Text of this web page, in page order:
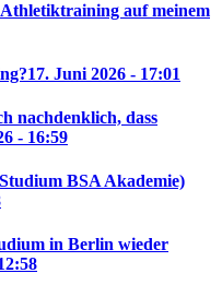
auf meinem
17. Juni 2026 - 17:01
nachdenklich, dass
- 16:59
BSA Akademie)
in Berlin wieder